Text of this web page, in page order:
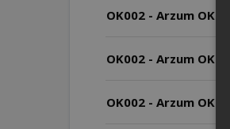
OK002 - Arzum
OK002 - Arzum
OK002 - Arzum